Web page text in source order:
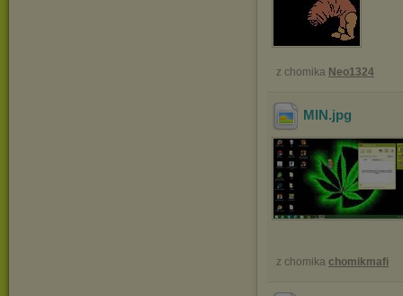
z chomika Neo1324
MIN .jpg
z chomika chomikmafi